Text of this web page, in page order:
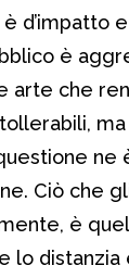
d’impatto e
è
arte che
ma
ne
Ciò che
è
lo distanzia